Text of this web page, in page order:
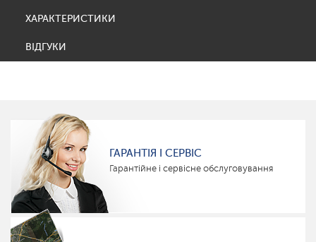
ХАРАКТЕРИСТИКИ
ВІДГУКИ
ГАРАНТІЯ І СЕРВІС
Гарантійне і сервісне обслуговування